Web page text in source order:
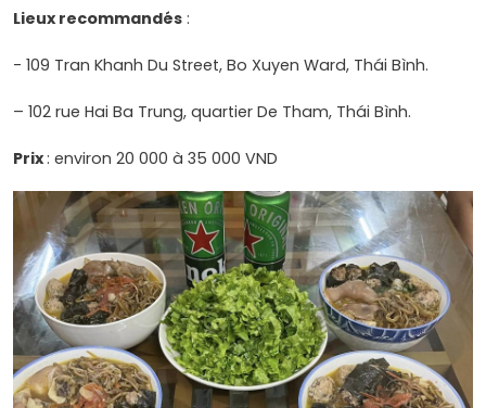
Lieux recommandés :
- 109 Tran Khanh Du Street, Bo Xuyen Ward, Thái Bình.
– 102 rue Hai Ba Trung, quartier De Tham, Thái Bình.
Prix​​: environ 20 000 à 35 000 VND